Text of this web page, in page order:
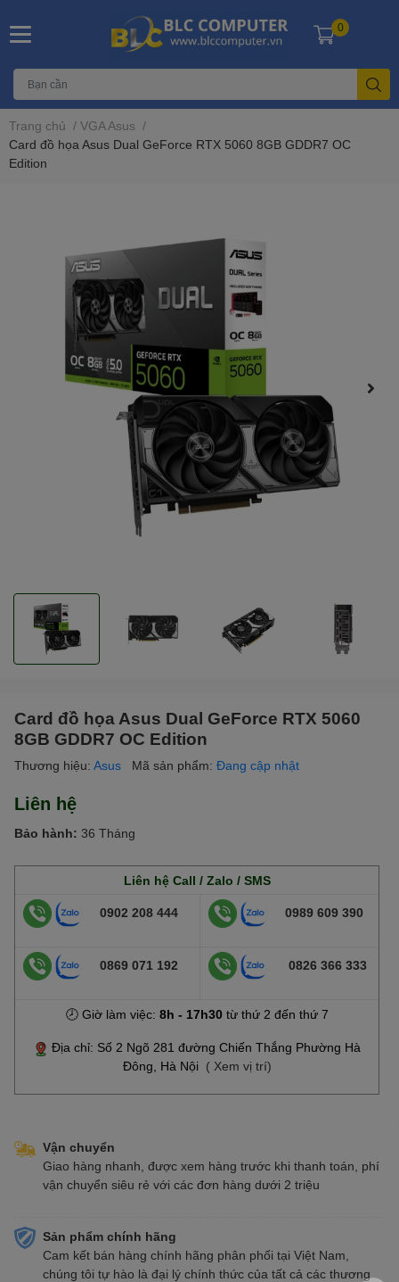
0
Trang chủ / VGA Asus /
Card đồ họa Asus Dual GeForce RTX 5060 8GB GDDR7 OC
Edition
Card đồ họa Asus Dual GeForce RTX 5060
8GB GDDR7 OC Edition
Thương hiệu: Asus Mã sản phẩm: Đang cập nhật
Liên hệ
Bảo hành: 36 Tháng
Liên hệ Call / Zalo / SMS
0902 208 444 0989 609 390
0869 071 192 0826 366 333
🕗 Giờ làm việc: 8h - 17h30từ thứ 2 đến thứ 7
Địa chỉ: Số 2 Ngõ 281 đường Chiến Thắng Phường Hà
Đông, Hà Nội ( Xem vị trí)
Vận chuyển
Giao hàng nhanh, được xem hàng trước khi thanh toán, phí
vận chuyển siêu rẻ với các đơn hàng dưới 2 triệu
Sản phẩm chính hãng
Cam kết bán hàng chính hãng phân phối tại Việt Nam,
chúng tôi tự hào là đại lý chính thức của tất cả các thương